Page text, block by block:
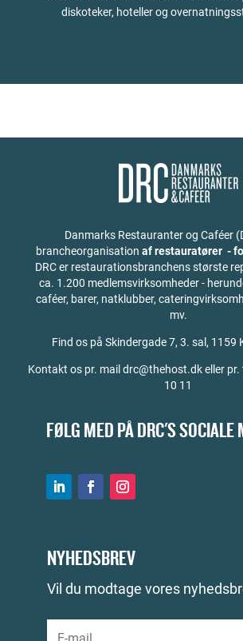
diskoteker, hoteller og
Danmarks Restauranter og Caféer
brancheorganisation af restauratører -
DRC er restaurationsbranchens største
ca. 1.200 medlemsvirksomheder -
caféer, barer, natklubber,
mv.
Find os på Skindergade 7, 3. sal, 1159
Kontakt os pr. mail drc@thehost.dk eller
10 11
FØLG MED PÅ DRC'S SOCIALE
NYHEDSBREV
Vil du modtage vores